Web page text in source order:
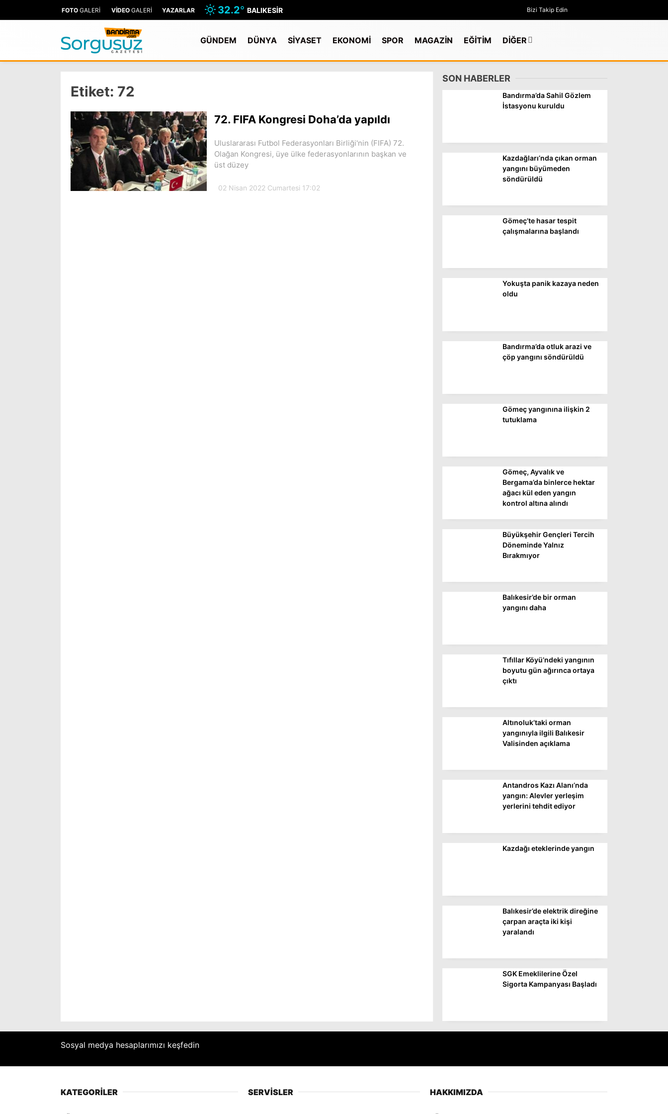
GÜNDEM
DÜNYA
EKONOMİ
SPOR
DİĞER
Facebook
Instagram
FOTO GALERİ VİDEO GALERİ YAZARLAR 32.2° BALIKESIR Bizi Takip Edin
GÜNDEM DÜNYA SİYASET EKONOMİ SPOR MAGAZİN EĞİTİM DİĞER
Etiket: 72
72. FIFA Kongresi Doha’da yapıldı
Uluslararası Futbol Federasyonları Birliği'nin (FIFA) 72.
Olağan Kongresi, üye ülke federasyonlarının başkan ve
üst düzey
02 Nisan 2022 Cumartesi 17:02
SON HABERLER
Bandırma’da Sahil Gözlem
İstasyonu kuruldu
Kazdağları’nda çıkan orman
yangını büyümeden
söndürüldü
Gömeç’te hasar tespit
çalışmalarına başlandı
Yokuşta panik kazaya neden
oldu
Bandırma’da otluk arazi ve
çöp yangını söndürüldü
Gömeç yangınına ilişkin 2
tutuklama
Gömeç, Ayvalık ve
Bergama’da binlerce hektar
ağacı kül eden yangın
kontrol altına alındı
Büyükşehir Gençleri Tercih
Döneminde Yalnız
Bırakmıyor
Balıkesir’de bir orman
yangını daha
Tıfıllar Köyü’ndeki yangının
boyutu gün ağırınca ortaya
çıktı
Altınoluk’taki orman
yangınıyla ilgili Balıkesir
Valisinden açıklama
Antandros Kazı Alanı’nda
yangın: Alevler yerleşim
yerlerini tehdit ediyor
Kazdağı eteklerinde yangın
Balıkesir’de elektrik direğine
çarpan araçta iki kişi
yaralandı
SGK Emeklilerine Özel
Sigorta Kampanyası Başladı
Sosyal medya hesaplarımızı keşfedin
KATEGORİLER SERVİSLER HAKKIMIZDA